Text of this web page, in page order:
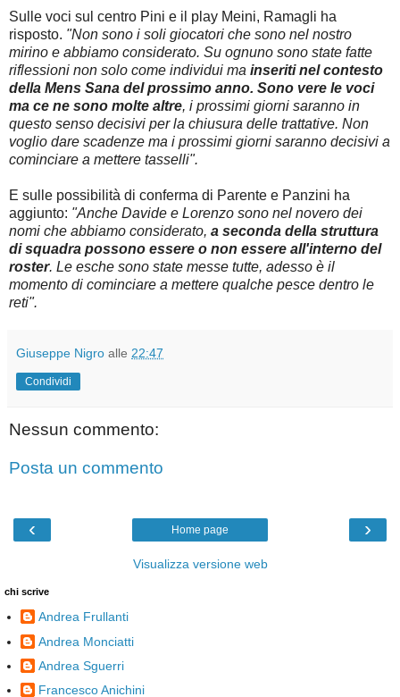
Sulle voci sul centro Pini e il play Meini, Ramagli ha
risposto. "Non sono i soli giocatori che sono nel nostro
mirino e abbiamo considerato. Su ognuno sono state fatte
riflessioni non solo come individui ma inseriti nel contesto
della Mens Sana del prossimo anno. Sono vere le voci
ma ce ne sono molte altre, i prossimi giorni saranno in
questo senso decisivi per la chiusura delle trattative. Non
voglio dare scadenze ma i prossimi giorni saranno decisivi a
cominciare a mettere tasselli".
E sulle possibilità di conferma di Parente e Panzini ha
aggiunto: "Anche Davide e Lorenzo sono nel novero dei
nomi che abbiamo considerato, a seconda della struttura
di squadra possono essere o non essere all'interno del
roster. Le esche sono state messe tutte, adesso è il
momento di cominciare a mettere qualche pesce dentro le
reti".
Giuseppe Nigro alle 22:47
Condividi
Nessun commento:
Posta un commento
‹ ›
Home page
Visualizza versione web
chi scrive
Andrea Frullanti
Andrea Monciatti
Andrea Sguerri
Francesco Anichini